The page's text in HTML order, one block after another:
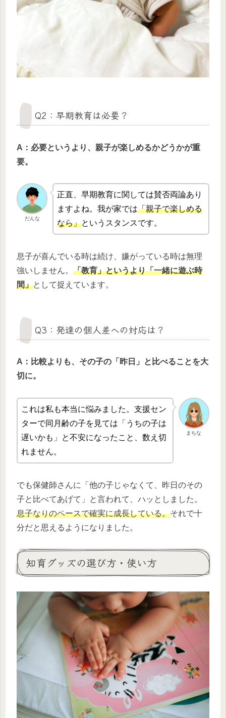
Q2：早期教育は必要？
A：必要というより、親子が楽しめるかどうかが重
要。
だんな
正直、早期教育に関しては賛否両論あり
ますよね。我が家では「親子で楽しめる
なら」というスタンスです。
息子が喜んでいる時は続け、嫌がっている時は無理
強いしません。 「教育」というより「一緒に遊ぶ時
間」として捉えています。
Q3：発達の個人差への対応は？
A：比較よりも、その子の「昨日」と比べることを大
切に。
まちな
これは私も本当に悩みました。支援セン
ターで同月齢の子を見ては「うちの子は
遅いかも」と不安になったこと、数え切
れません。
でも保健師さんに「他の子じゃなくて、昨日のその
子と比べてあげて」と言われて、ハッとしました。
息子なりのペースで確実に成長している。それで十
分だと思えるようになりました。
知育グッズの選び方・使い方